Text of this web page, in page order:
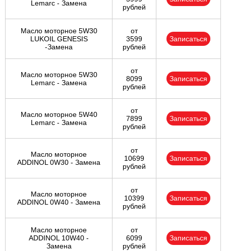
Lemarc - Замена
рублей
Масло моторное 5W30
LUKOIL GENESIS
-Замена
от
3599
рублей
Записаться
Масло моторное 5W30
Lemarc - Замена
от
8099
рублей
Записаться
Масло моторное 5W40
Lemarc - Замена
от
7899
рублей
Записаться
Масло моторное
ADDINOL 0W30 - Замена
от
10699
рублей
Записаться
Масло моторное
ADDINOL 0W40 - Замена
от
10399
рублей
Записаться
Масло моторное
ADDINOL 10W40 -
Замена
от
6099
рублей
Записаться